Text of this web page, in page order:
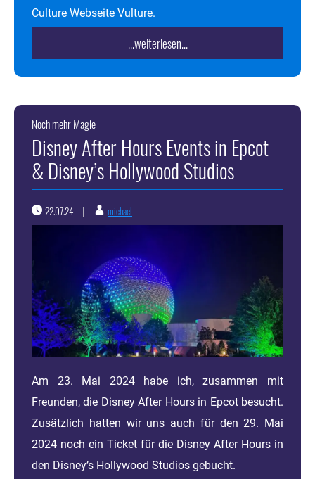
Culture Webseite Vulture.
...weiterlesen...
Noch mehr Magie
Disney After Hours Events in Epcot
& Disney’s Hollywood Studios
22.07.24 | michael
Am 23. Mai 2024 habe ich, zusammen mit
Freunden, die Disney After Hours in Epcot besucht.
Zusätzlich hatten wir uns auch für den 29. Mai
2024 noch ein Ticket für die Disney After Hours in
den Disney’s Hollywood Studios gebucht.